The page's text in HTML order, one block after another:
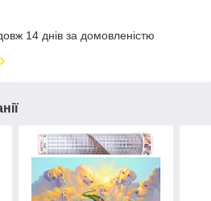
14 днів за домовленістю